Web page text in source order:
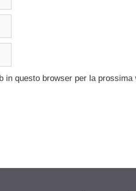
in questo browser per la prossima